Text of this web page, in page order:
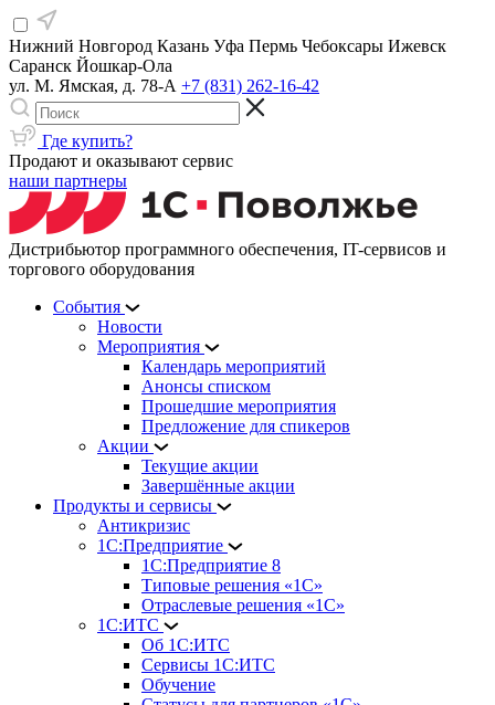
Нижний Новгород Казань Уфа Пермь Чебоксары Ижевск
Саранск Йошкар-Ола
ул. М. Ямская, д. 78-А +7 (831) 262-16-42
Где купить?
Продают и оказывают сервис
наши партнеры
Дистрибьютор программного обеспечения, IT-сервисов и
торгового оборудования
События
Новости
Мероприятия
Календарь мероприятий
Анонсы списком
Прошедшие мероприятия
Предложение для спикеров
Акции
Текущие акции
Завершённые акции
Продукты и сервисы
Антикризис
1С:Предприятие
1С:Предприятие 8
Типовые решения «1С»
Отраслевые решения «1С»
1С:ИТС
Об 1С:ИТС
Сервисы 1С:ИТС
Обучение